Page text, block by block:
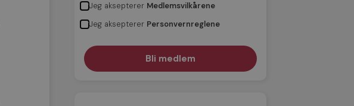
Jeg aksepterer Medlemsvilkårene
Jeg aksepterer Personvernreglene